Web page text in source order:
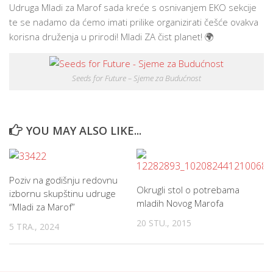
Udruga Mladi za Marof sada kreće s osnivanjem EKO sekcije
te se nadamo da ćemo imati prilike organizirati češće ovakva
korisna druženja u prirodi! Mladi ZA čist planet! 🌍
Seeds for Future – Sjeme za Budućnost
YOU MAY ALSO LIKE...
Poziv na godišnju redovnu
izbornu skupštinu udruge
“Mladi za Marof”
5 TRA., 2024
Okrugli stol o potrebama
mladih Novog Marofa
20 STU., 2015